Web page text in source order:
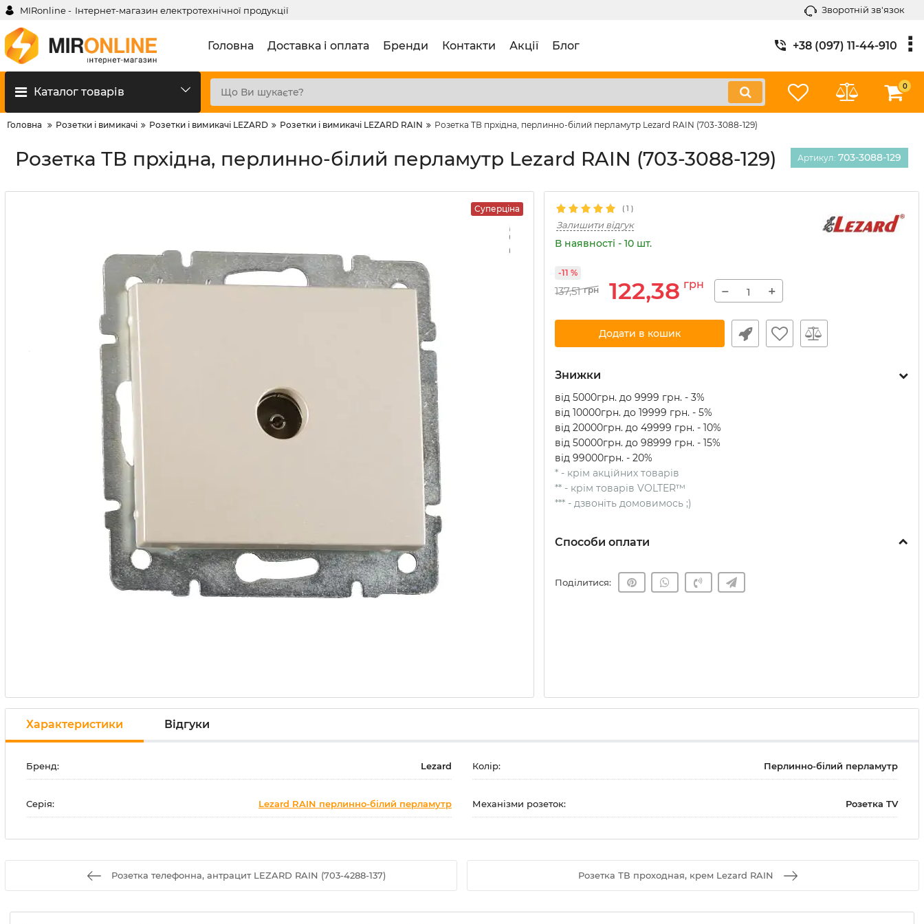
MIRonline - Інтернет-магазин електротехнічної продукції Зворотній зв'язок
Головна Доставка і оплата Бренди Контакти Акції Блог +38 (097) 11-44-910
Каталог товарів 0
Головна Розетки і вимикачі Розетки і вимикачі LEZARD Розетки і вимикачі LEZARD RAIN Розетка ТВ прхідна, перлинно-білий перламутр Lezard RAIN (703-3088-129)
Розетка ТВ прхідна, перлинно-білий перламутр Lezard RAIN (703-3088-129) Артикул: 703-3088-129
Суперціна ( 1 )
Залишити відгук
В наявності - 10 шт.
137,51 грн 122,38 грн
-11 %
− +
Додати в кошик
Знижки
від 5000грн. до 9999 грн. - 3%
від 10000грн. до 19999 грн. - 5%
від 20000грн. до 49999 грн. - 10%
від 50000грн. до 98999 грн. - 15%
від 99000грн. - 20%
* - крім акційних товарів
** - крім товарів VOLTER™
*** - дзвоніть домовимось ;)
Способи оплати
Поділитися:
Характеристики Відгуки
Бренд: Lezard Колір: Перлинно-білий перламутр
Серія: Lezard RAIN перлинно-білий перламутр Механізми розеток: Розетка TV
Розетка телефонна, антрацит LEZARD RAIN (703-4288-137) Розетка ТВ проходная, крем Lezard RAIN